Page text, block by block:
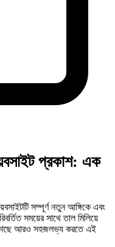
প্রকাশ: এক
সম্পূর্ণ নতুন আঙ্গিকে এবং
সময়ের সাথে তাল মিলিয়ে
কাছে আরও সহজলভ্য করতে এই